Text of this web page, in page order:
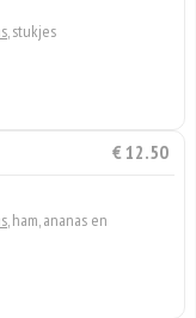
, stukjes
€ 12.50
, ham, ananas en